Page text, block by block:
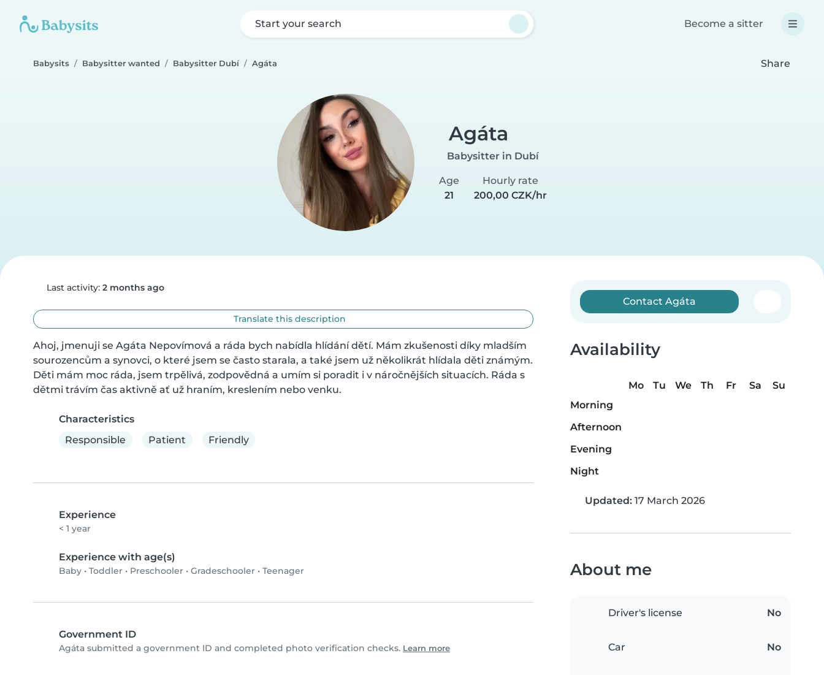
Start your search Become a sitter
Babysits Babysitter wanted Babysitter Dubí Agáta Share
Agáta
Babysitter in Dubí
Age
21
Hourly rate
200,00 CZK/hr
Last activity: 2 months ago
Translate this description
Ahoj, jmenuji se Agáta Nepovímová a ráda bych nabídla hlídání dětí. Mám zkušenosti díky mladším
sourozencům a synovci, o které jsem se často starala, a také jsem už několikrát hlídala děti známým.
Děti mám moc ráda, jsem trpělivá, zodpovědná a umím si poradit i v náročnějších situacích. Ráda s
dětmi trávím čas aktivně ať už hraním, kreslením nebo venku.
Characteristics
Responsible
Patient Friendly
Experience
< 1 year
Experience with age(s)
Baby • Toddler • Preschooler • Gradeschooler • Teenager
Government ID
Agáta submitted a government ID and completed photo verification checks. Learn more
Contact Agáta
Availability
Mo Tu We Th Fr Sa
Su
Morning
Afternoon
Evening
Night
Updated: 17 March 2026
About me
Driver's license No
Car No